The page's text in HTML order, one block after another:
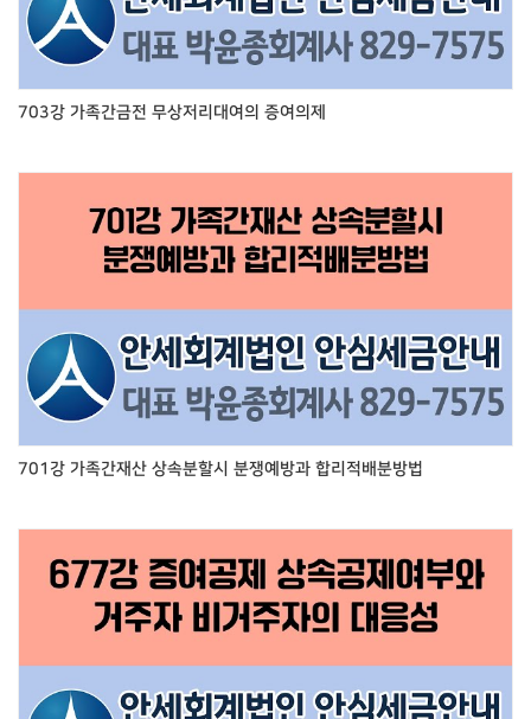
703강 가족간금전 무상저리대여의 증여의제
701강 가족간재산 상속분할시 분쟁예방과 합리적배분방법